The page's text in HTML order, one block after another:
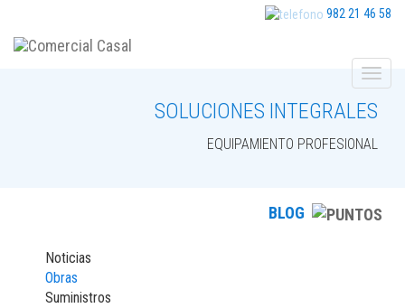
982 21 46 58
SOLUCIONES INTEGRALES
EQUIPAMIENTO PROFESIONAL
BLOG
Noticias
Obras
Suministros